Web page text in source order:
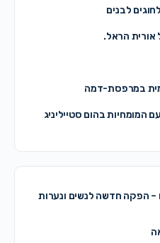
לבנים
הראל.
במרפסת-דמה
המומחיות בהום סטייליניג
הפקה חדשה לנשים ונערות